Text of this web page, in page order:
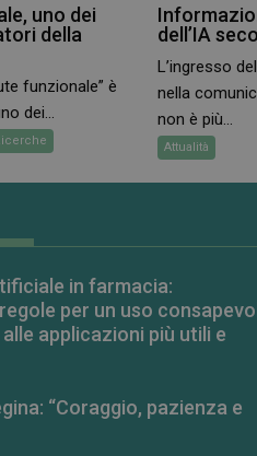
uno dei
della
funzionale” è
dei...
dell’IA
L’ingresso
nella
non è più...
Attualità
in farmacia:
per un uso
applicazioni più utili e
“Coraggio, pazienza e
YSC
VISITOR_INFO1_LIVE
__Secure-YNID